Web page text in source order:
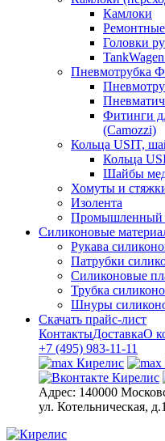
Камлоки
Головки
Пневмотрубка
Фитинги
(Camozzi)
Кольца USIT,
Кольца
Шайбы
Хомуты и
Изолента
Промышленный
Силиконовые
Рукава
Патрубки
Силиконовые
Трубка
Шнуры
Скачать прайс-лист
КонтактыДоставкаО
+7 (495) 983-11-11
Адрес: 140000
ул. Котельническая,